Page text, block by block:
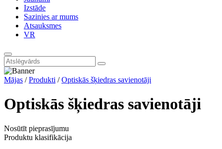
Izstāde
Sazinies ar mums
Atsauksmes
VR
Mājas /Produkti /Optiskās šķiedras savienotāji
Optiskās šķiedras savienotāji
Nosūtīt pieprasījumu
Produktu klasifikācija